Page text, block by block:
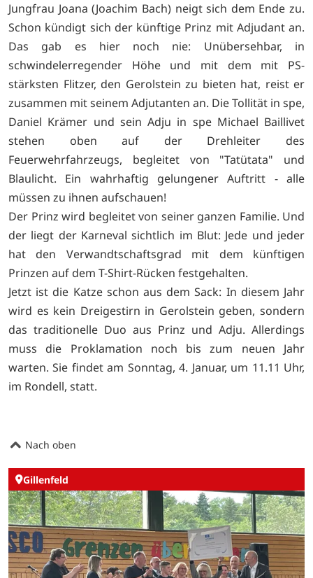
Jungfrau Joana (Joachim Bach) neigt sich dem Ende zu.
Schon kündigt sich der künftige Prinz mit Adjudant an.
Das gab es hier noch nie: Unübersehbar, in
schwindelerregender Höhe und mit dem mit PS-
stärksten Flitzer, den Gerolstein zu bieten hat, reist er
zusammen mit seinem Adjutanten an. Die Tollität in spe,
Daniel Krämer und sein Adju in spe Michael Baillivet
stehen oben auf der Drehleiter des
Feuerwehrfahrzeugs, begleitet von "Tatütata" und
Blaulicht. Ein wahrhaftig gelungener Auftritt - alle
müssen zu ihnen aufschauen!
Der Prinz wird begleitet von seiner ganzen Familie. Und
der liegt der Karneval sichtlich im Blut: Jede und jeder
hat den Verwandtschaftsgrad mit dem künftigen
Prinzen auf dem T-Shirt-Rücken festgehalten.
Jetzt ist die Katze schon aus dem Sack: In diesem Jahr
wird es kein Dreigestirn in Gerolstein geben, sondern
das traditionelle Duo aus Prinz und Adju. Allerdings
muss die Proklamation noch bis zum neuen Jahr
warten. Sie findet am Sonntag, 4. Januar, um 11.11 Uhr,
im Rondell, statt.
Nach oben
Gillenfeld